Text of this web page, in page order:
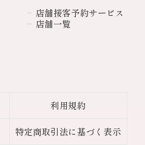
店舗接客予約サービス
店舗一覧
利用規約
特定商取引法に基づく表示